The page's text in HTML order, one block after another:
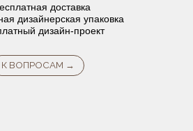
доставка
дизайнерская упаковка
дизайн-проект